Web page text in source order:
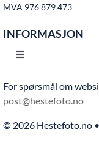
MVA 976 879 473
INFORMASJON
Toggle
Hjem
Bruksvilkår
For spørsmål om
post@hestefoto.no
© 2026 Hestefoto.no